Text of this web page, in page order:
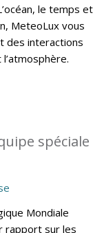
le temps et
MeteoLux vous
des interactions
spéciale
Mondiale
rapport sur les